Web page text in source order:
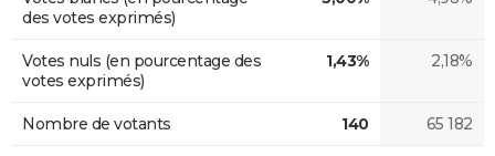
des votes exprimés)
Votes nuls (en pourcentage des
votes exprimés)
1,43% 2,18%
Nombre de votants 140 65 182